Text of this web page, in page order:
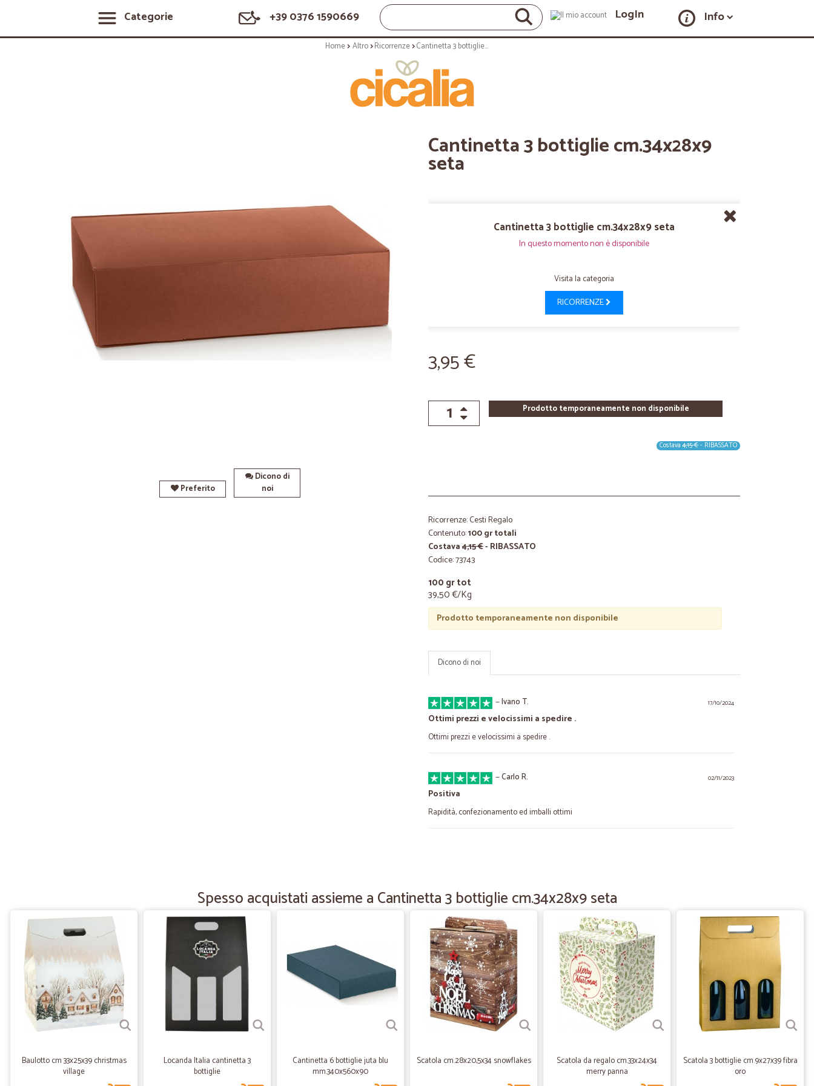
Categorie +39 0376 1590669 LogIn Info
Home Altro Ricorrenze Cantinetta 3 bottiglie cm.34x28x9 seta
Preferito
Dicono di
noi
Cantinetta 3 bottiglie cm.34x28x9
seta
Cantinetta 3 bottiglie cm.34x28x9 seta
In questo momento non è disponibile
Visita la categoria
RICORRENZE
3,95 €
Prodotto temporaneamente non disponibile
Costava4,15 €- RIBASSATO
Ricorrenze: Cesti Regalo
Contenuto:100 gr totali
Costava4,15 €- RIBASSATO
Codice: 73743
100 gr tot
39,50 €/Kg
Prodotto temporaneamente non disponibile
Dicono di noi
17/10/2024
—Ivano T.
Ottimi prezzi e velocissimi a spedire .
Ottimi prezzi e velocissimi a spedire .
02/11/2023
—Carlo R.
Positiva
Rapidità, confezionamento ed imballi ottimi
25/06/2021
—Rossella G.
Tutto perfetto,puntuale,che dire di…
Tutto perfetto,puntuale,che dire di piu' Bravi!!!!!
03/09/2020
—Gabriele G.
Ottimo
Spesso acquistati assieme a Cantinetta 3 bottiglie cm.34x28x9 seta
Baulotto cm 33x25x39 christmas
village
Locanda Italia cantinetta 3
bottiglie
Cantinetta 6 bottiglie juta blu
mm.340x560x90
Scatola cm.28x20,5x34 snowflakes
Scatola da regalo cm.33x24x34
merry panna
Scatola 3 bottiglie cm.9x27x39 fibra
oro